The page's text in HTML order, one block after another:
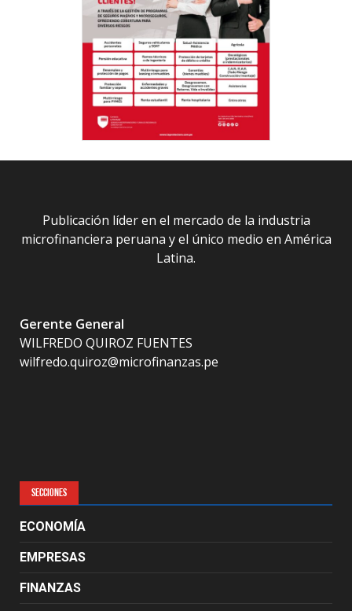
Publicación líder en el mercado de la industria
microfinanciera peruana y el único medio en América
Latina.
Gerente General
WILFREDO QUIROZ FUENTES
wilfredo.quiroz@microfinanzas.pe
SECCIONES
ECONOMÍA
EMPRESAS
FINANZAS